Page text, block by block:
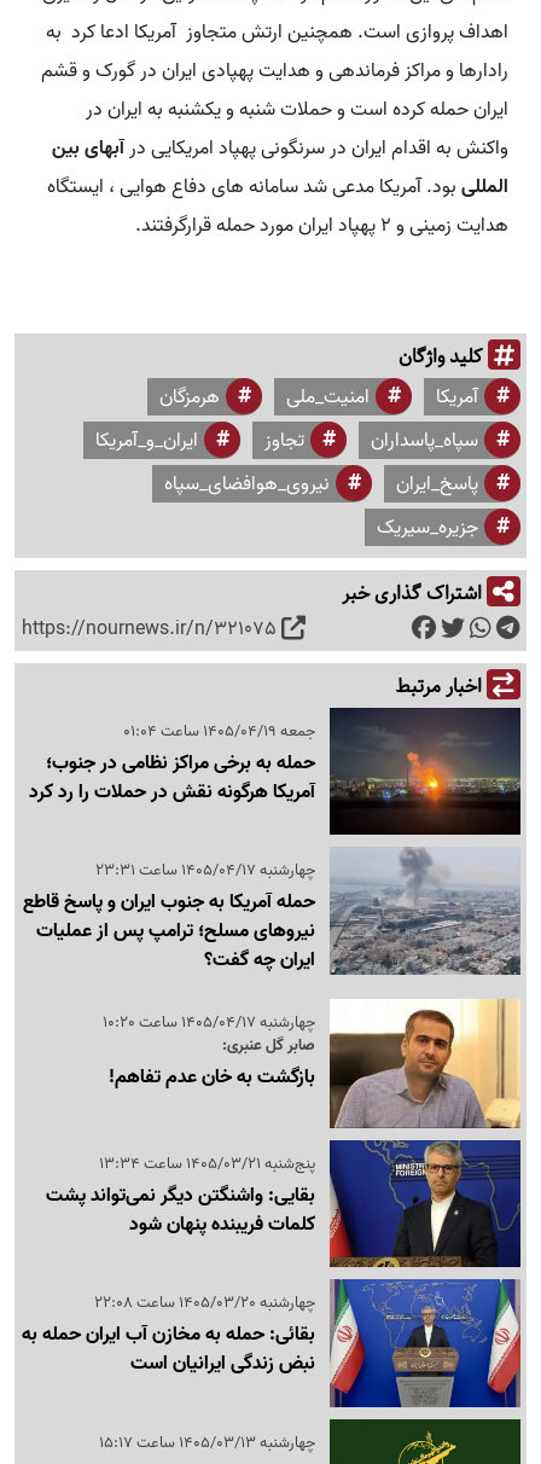
اهداف پروازی است. همچنین ارتش متجاوز آمریکا ادعا کرد به
رادارها و مراکز فرماندهی و هدایت پهپادی ایران در گورک و قشم
ایران حمله کرده است و حملات شنبه و یکشنبه به ایران در
واکنش به اقدام ایران در سرنگونی پهپاد امریکایی درآبهای بین
المللیبود. آمریکا مدعی شد سامانه های دفاع هوایی ، ایستگاه
هدایت زمینی و ۲ پهپاد ایران مورد حمله قرارگرفتند.
کلید واژگان
آمریکا امنیت_ملی
هرمزگان
سپاه_پاسداران
تجاوز
ایران_و_آمریکا
پاسخ_ایران
نیروی_هوافضای_سپاه
جزیره_سیریک
اشتراک گذاری خبر
https://nournews.ir/n/321075
اخبار مرتبط
جمعه 1405/04/19 ساعت 01:04
حمله به برخی مراکز نظامی در جنوب؛
آمریکا هرگونه نقش در حملات را رد کرد
چهارشنبه 1405/04/17 ساعت 23:31
حمله آمریکا به جنوب ایران و پاسخ قاطع
نیروهای مسلح؛ ترامپ پس از عملیات
ایران چه گفت؟
چهارشنبه 1405/04/17 ساعت 10:20
صابر گل عنبری:
بازگشت به خان عدم تفاهم!
پنج‌شنبه 1405/03/21 ساعت 13:34
بقایی: واشنگتن دیگر نمی‌تواند پشت
کلمات فریبنده پنهان شود
چهارشنبه 1405/03/20 ساعت 22:08
بقائی: حمله به مخازن آب ایران حمله به
نبض زندگی ایرانیان است
چهارشنبه 1405/03/13 ساعت 15:17